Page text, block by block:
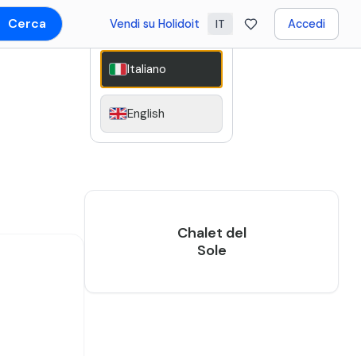
Cerca Vendi su Holidoit IT Accedi
Chalet del
Sole
Italiano
English